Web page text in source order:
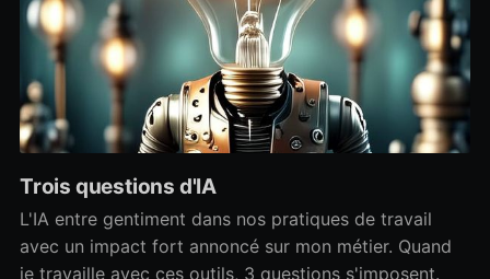
Trois questions d'IA
L'IA entre gentiment dans nos pratiques de travail
avec un impact fort annoncé sur mon métier. Quand
je travaille avec ces outils, 3 questions s'imposent.